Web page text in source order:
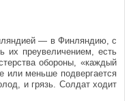
— в Финляндию, с
их преувеличением, есть
обороны, «каждый
или меньше подвергается
и грязь. Солдат ходит